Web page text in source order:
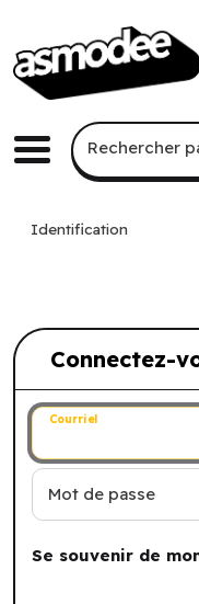
Menu
Recherche
Rechercher
Identification
Connectez-
Connectez-
Courriel
Mot de passe
Se souvenir de